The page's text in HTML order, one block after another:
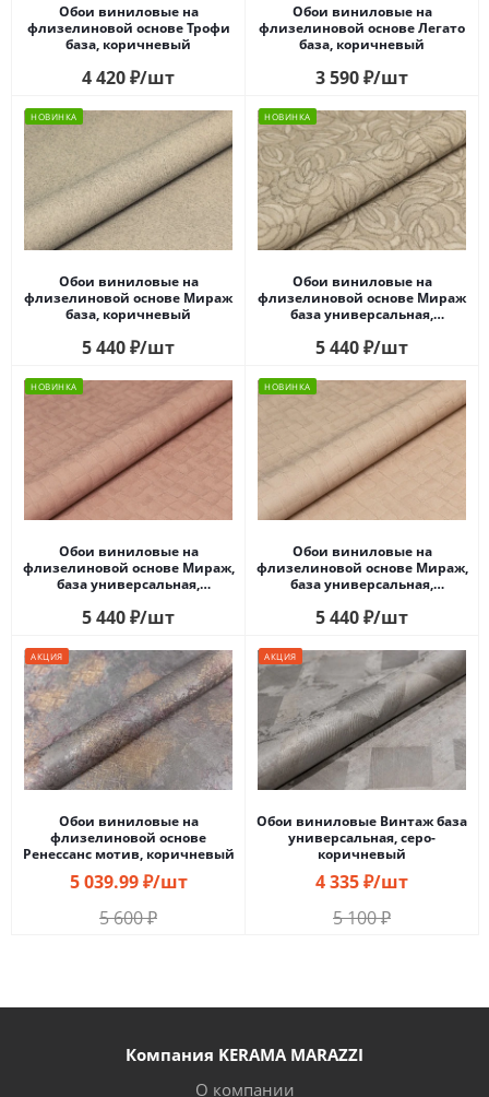
Обои виниловые на
флизелиновой основе Трофи
база, коричневый
4 420₽/шт
Обои виниловые на
флизелиновой основе Легато
база, коричневый
3 590₽/шт
НОВИНКА
Обои виниловые на
флизелиновой основе Мираж
база, коричневый
5 440₽/шт
НОВИНКА
Обои виниловые на
флизелиновой основе Мираж
база универсальная,
5 440₽/шт
НОВИНКА
Обои виниловые на
флизелиновой основе Мираж,
база универсальная,
5 440₽/шт
НОВИНКА
Обои виниловые на
флизелиновой основе Мираж,
база универсальная,
5 440₽/шт
АКЦИЯ
Обои виниловые на
флизелиновой основе
Ренессанс мотив, коричневый
5 039.99₽/шт
5 600₽
АКЦИЯ
Обои виниловые Винтаж база
универсальная, серо-
коричневый
4 335₽/шт
5 100₽
Компания KERAMA MARAZZI
О компании